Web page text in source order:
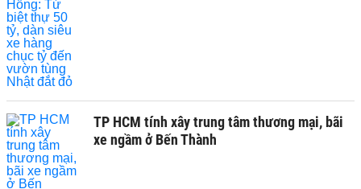
TP HCM tính xây trung tâm thương mại, bãi
xe ngầm ở Bến Thành